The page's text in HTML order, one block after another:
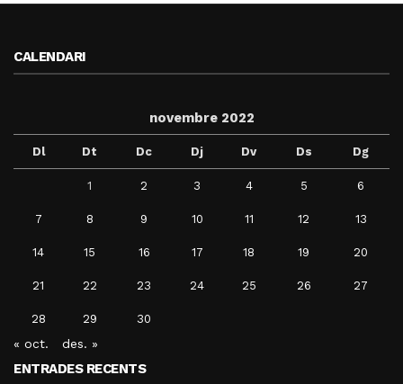
CALENDARI
novembre 2022
Dl Dt Dc Dj Dv Ds Dg
1 2 3 4 5 6
7 8 9 10 11 12 13
14 15 16 17 18 19 20
21 22 23 24 25 26 27
28 29 30
« oct. des. »
ENTRADES RECENTS